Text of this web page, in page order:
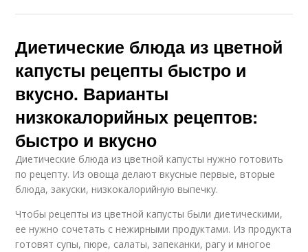
Диетические блюда из цветной
капусты рецепты быстро и
вкусно. Варианты
низкокалорийных рецептов:
быстро и вкусно
Диетические блюда из цветной капусты нужно готовить
по рецепту. Из овоща делают вкусные первые, вторые
блюда, закуски, низкокалорийную выпечку.
Чтобы рецепты из цветной капусты были диетическими,
ее нужно сочетать с нежирными продуктами. Из продукта
готовят супы, пюре, салаты, запеканки, рагу и многое